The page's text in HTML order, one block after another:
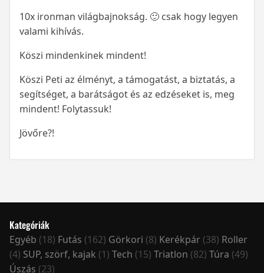
10x ironman világbajnokság. 🙂 csak hogy legyen
valami kihívás.
Köszi mindenkinek mindent!
Köszi Peti az élményt, a támogatást, a biztatás, a
segítséget, a barátságot és az edzéseket is, meg
mindent! Folytassuk!
Jövőre?!
Kategóriák
Egyéb (18) Futás (162) Görkori (8) Kerékpár (38) Roller
(4) SUP, szörf, kajak (1) Tech (15) Triatlon (82) Túra (49)
Úszás (23)